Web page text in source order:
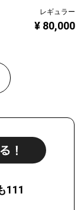
レギュラー
¥ 80,000
111